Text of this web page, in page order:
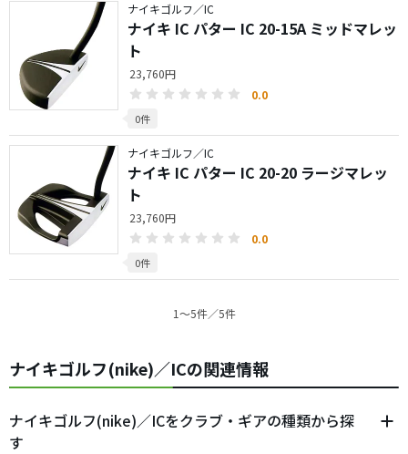
ナイキゴルフ／IC
ナイキ IC パター IC 20-15A ミッドマレッ
ト
23,760円
0.0
0件
ナイキゴルフ／IC
ナイキ IC パター IC 20-20 ラージマレッ
ト
23,760円
0.0
0件
1〜5件／5件
ナイキゴルフ(nike)／ICの関連情報
ナイキゴルフ(nike)／ICをクラブ・ギアの種類から探
す